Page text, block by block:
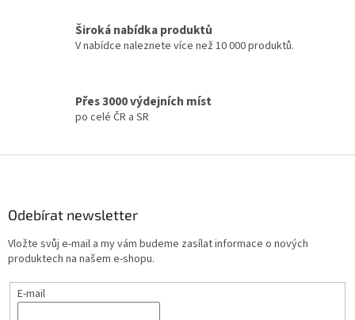
Široká nabídka produktů
V nabídce naleznete více než 10 000 produktů.
Přes 3000 výdejních míst
po celé ČR a SR
Odebírat newsletter
Vložte svůj e-mail a my vám budeme zasílat informace o nových
produktech na našem e-shopu.
E-mail